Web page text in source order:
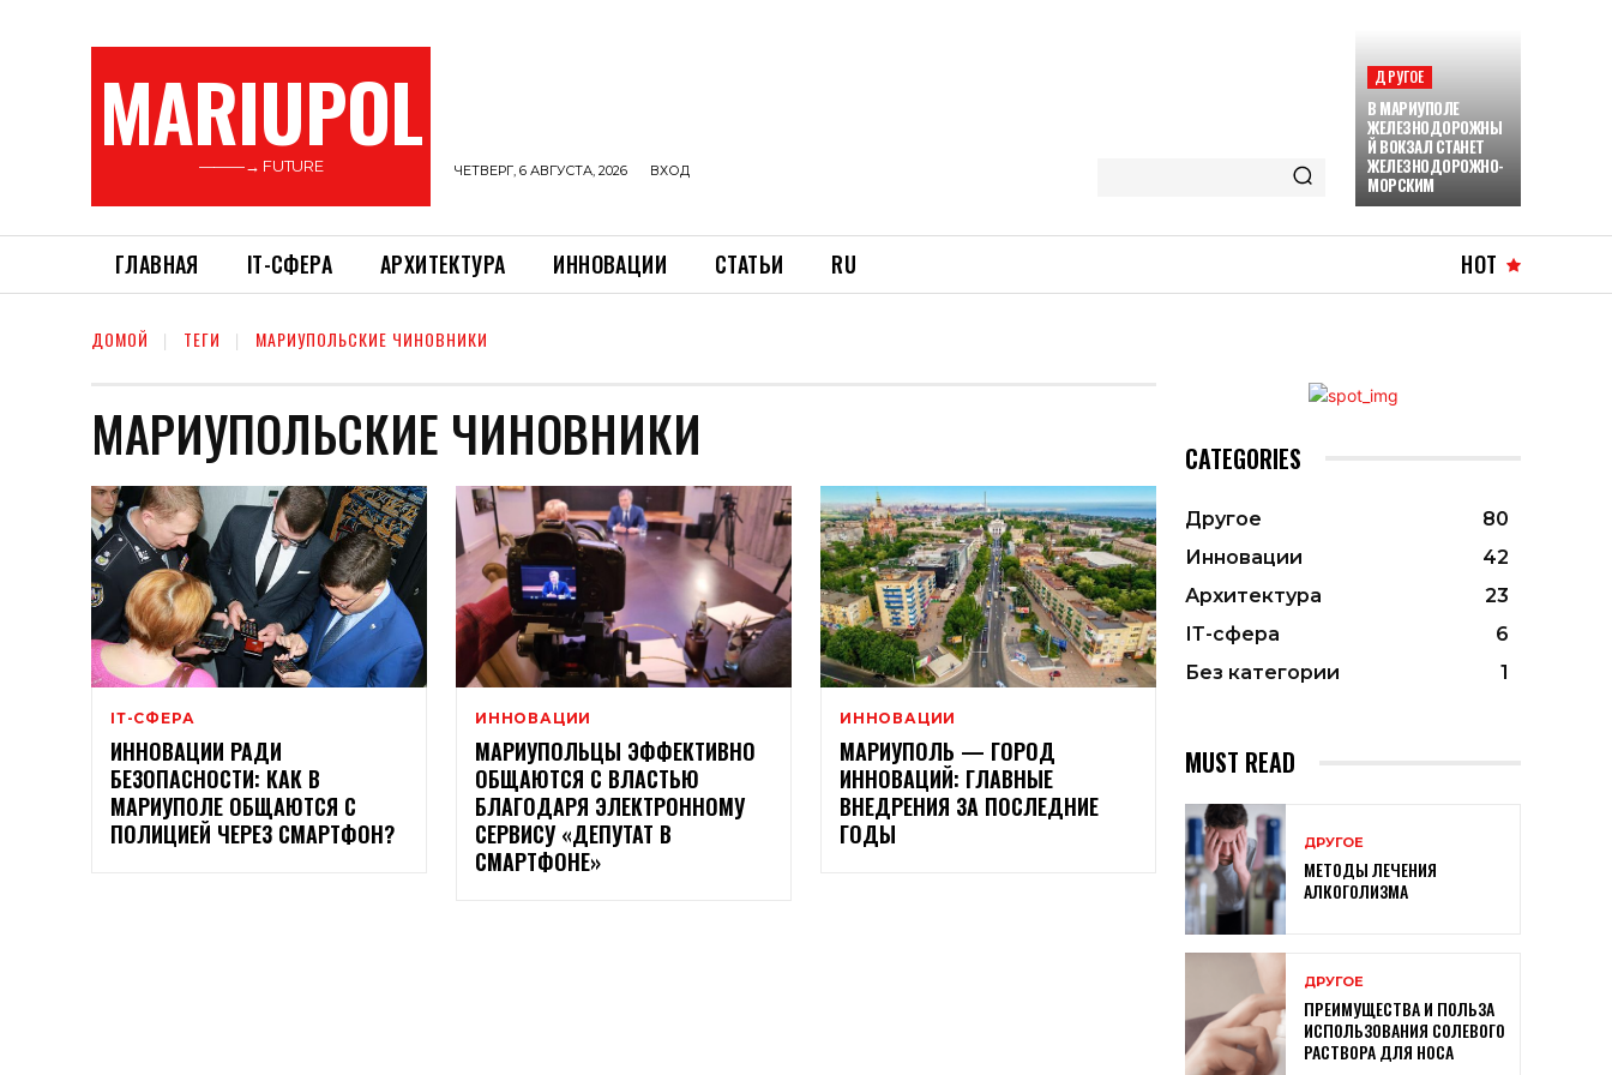
MARIUPOL
———→ FUTURE ЧЕТВЕРГ, 6 АВГУСТА, 2026 ВХОД
ДРУГОЕ
В МАРИУПОЛЕ
ЖЕЛЕЗНОДОРОЖНЫ
Й ВОКЗАЛ СТАНЕТ
ЖЕЛЕЗНОДОРОЖНО-
МОРСКИМ
ГЛАВНАЯ ІТ-СФЕРА АРХИТЕКТУРА ИННОВАЦИИ СТАТЬИ RU HOT
ДОМОЙ ТЕГИ МАРИУПОЛЬСКИЕ ЧИНОВНИКИ
МАРИУПОЛЬСКИЕ ЧИНОВНИКИ
ІТ-СФЕРА
ИННОВАЦИИ РАДИ
БЕЗОПАСНОСТИ: КАК В
МАРИУПОЛЕ ОБЩАЮТСЯ С
ПОЛИЦИЕЙ ЧЕРЕЗ СМАРТФОН?
ИННОВАЦИИ
МАРИУПОЛЬЦЫ ЭФФЕКТИВНО
ОБЩАЮТСЯ С ВЛАСТЬЮ
БЛАГОДАРЯ ЭЛЕКТРОННОМУ
СЕРВИСУ «ДЕПУТАТ В
СМАРТФОНЕ»
ИННОВАЦИИ
МАРИУПОЛЬ — ГОРОД
ИННОВАЦИЙ: ГЛАВНЫЕ
ВНЕДРЕНИЯ ЗА ПОСЛЕДНИЕ
ГОДЫ
CATEGORIES
Другое
80
Инновации
42
Архитектура
23
ІТ-сфера
6
Без категории
1
MUST READ
ДРУГОЕ
МЕТОДЫ ЛЕЧЕНИЯ
АЛКОГОЛИЗМА
ДРУГОЕ
ПРЕИМУЩЕСТВА И ПОЛЬЗА
ИСПОЛЬЗОВАНИЯ СОЛЕВОГО
РАСТВОРА ДЛЯ НОСА